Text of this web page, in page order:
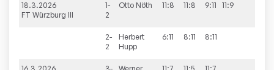
18.3.2026
FT Würzburg III
1-
2
Otto Nöth 11:8 11:8 9:11 11:9
2-
2
Herbert
Hupp
6:11 8:11 8:11